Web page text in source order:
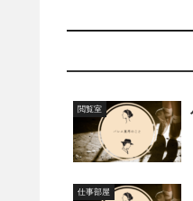
閲覧室
仕事部屋